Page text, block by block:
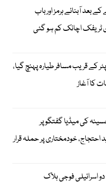
بعد آبنائے ہرمز اور باب
ٹریفک اچانک کم ہو گئی
کے قریب مسافر طیارہ پہنچ گیا،
کا آغاز
کی میڈیا گفتگو پر
خودمختاری پر حملہ قرار
اسرائیلی فوجی ہلاک